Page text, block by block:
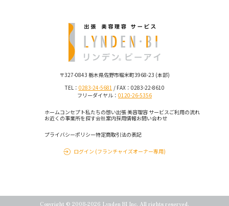
〒327-0843 栃木県佐野市堀米町3968-23 (本部)
TEL： 0283-24-5681 / FAX：0283-22-8610
フリーダイヤル： 0120-26-5356
ホームコンセプト私たちの想い出張 美容理容 サービス ご利用の流れ
お近くの事業所を探す会社案内採用情報お問い合わせ
プライバシーポリシー特定商取引法の表記
ログイン (フランチャイズオーナー専用)
Copyright © 2008-2026 Lynden BI Inc. All rights reserved.